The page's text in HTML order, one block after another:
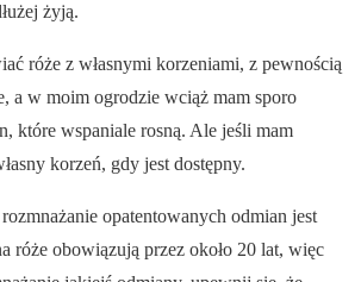
żyją.
róże z własnymi korzeniami, z pewnością
a w moim ogrodzie wciąż mam sporo
które wspaniale rosną. Ale jeśli mam
korzeń, gdy jest dostępny.
opatentowanych odmian jest
róże obowiązują przez około 20 lat, więc